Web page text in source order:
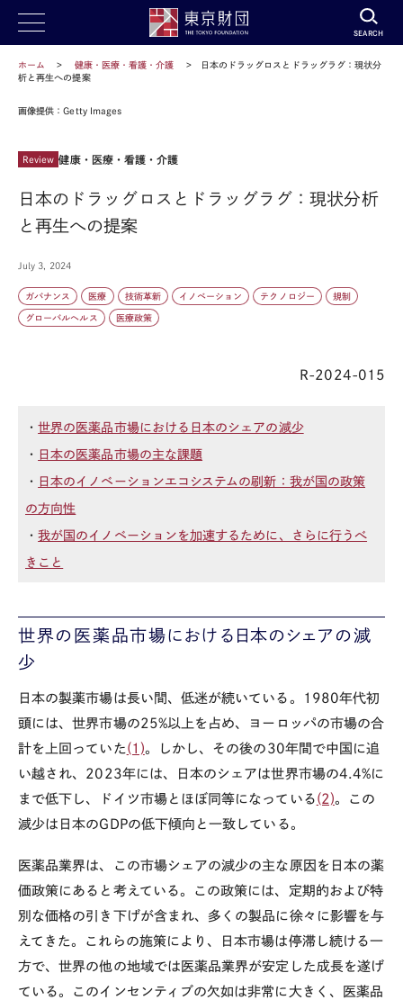
SEARCH
ホーム 健康・医療・看護・介護
日本のドラッグロスとドラッグラグ：現状分
析と再生への提案
画像提供：Getty Images
Review 健康・医療・看護・介護
日本のドラッグロスとドラッグラグ：現状分析
と再生への提案
July 3, 2024
ガバナンス 医療 技術革新 イノベーション テクノロジー 規制
グローバルヘルス 医療政策
R-2024-015
・世界の医薬品市場における日本のシェアの減少
・ 日本の医薬品市場の主な課題
・ 日本のイノベーションエコシステムの刷新：我が国の政策
の方向性
・我が国のイノベーションを加速するために、さらに行うべ
きこと
世界の医薬品市場における日本のシェアの減
少
日本の製薬市場は長い間、低迷が続いている。1980年代初
頭には、世界市場の25%以上を占め、ヨーロッパの市場の合
計を上回っていた (1)。しかし、その後の30年間で中国に追
い越され、2023年には、日本のシェアは世界市場の4.4%に
まで低下し、ドイツ市場とほぼ同等になっている (2)。この
減少は日本のGDPの低下傾向と一致している。
医薬品業界は、この市場シェアの減少の主な原因を日本の薬
価政策にあると考えている。この政策には、定期的および特
別な価格の引き下げが含まれ、多くの製品に徐々に影響を与
えてきた。これらの施策により、日本市場は停滞し続ける一
方で、世界の他の地域では医薬品業界が安定した成長を遂げ
ている。このインセンティブの欠如は非常に大きく、医薬品